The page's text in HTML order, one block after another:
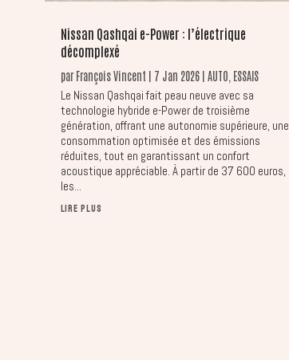
Nissan Qashqai e-Power : l’électrique
décomplexé
parFrançois Vincent | 7 Jan 2026| AUTO ESSAIS
Le Nissan Qashqai fait peau neuve avec sa
technologie hybride e-Power de troisième
génération, offrant une autonomie supérieure, une
consommation optimisée et des émissions
réduites, tout en garantissant un confort
acoustique appréciable. À partir de 37 600 euros,
les...
LIRE PLUS